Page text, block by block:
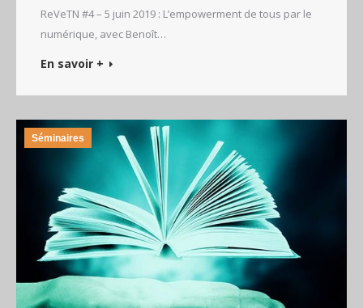
ReVeTN #4 – 5 juin 2019 : L’empowerment de tous par le
numérique, avec Benoît…
En savoir +
Séminaires